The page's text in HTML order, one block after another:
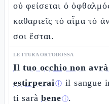
οὐ φείσεται ὁ
καθαριεῖς τὸ αἷμα τὸ
σοι ἔσται.
LETTURA ORTODOSSA
Il tuo occhio non
estirperaiⓘ il sangue
ti saràbeneⓘ.